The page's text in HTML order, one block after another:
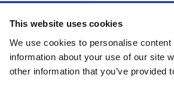
This website uses cookies
We use cookies to personalise
information about your use of our site
other information that you’ve
integriert werden?
HR Systemen, Planungstools oder